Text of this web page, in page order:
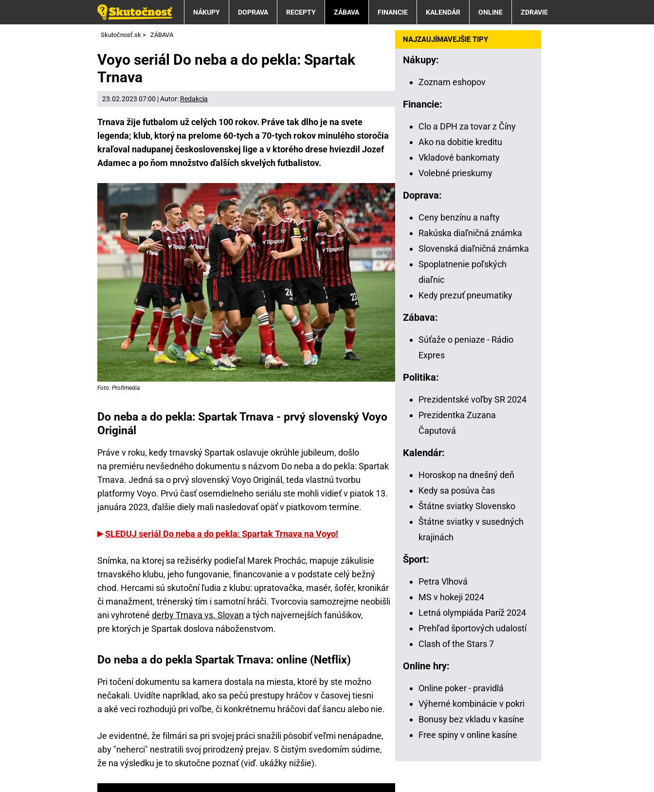
NÁKUPY DOPRAVA RECEPTY ZÁBAVA FINANCIE KALENDÁR ONLINE ZDRAVIE
Skutočnosť.sk > ZÁBAVA
Voyo seriál Do neba a do pekla: Spartak
Trnava
23.02.2023 07:00 | Autor: Redakcia
Trnava žije futbalom už celých 100 rokov. Práve tak dlho je na svete
legenda; klub, ktorý na prelome 60-tych a 70-tych rokov minulého storočia
kraľoval nadupanej československej lige a v ktorého drese hviezdil Jozef
Adamec a po ňom množstvo ďalších skvelých futbalistov.
Foto: Profimedia
Do neba a do pekla: Spartak Trnava - prvý slovenský Voyo
Originál
Práve v roku, kedy trnavský Spartak oslavuje okrúhle jubileum, došlo
na premiéru nevšedného dokumentu s názvom Do neba a do pekla: Spartak
Trnava. Jedná sa o prvý slovenský Voyo Originál, teda vlastnú tvorbu
platformy Voyo. Prvú časť osemdielneho seriálu ste mohli vidieť v piatok 13.
januára 2023, ďalšie diely mali nasledovať opäť v piatkovom termíne.
SLEDUJ seriál Do neba a do pekla: Spartak Trnava na Voyo!
Snímka, na ktorej sa režisérky podieľal Marek Prochác, mapuje zákulisie
trnavského klubu, jeho fungovanie, financovanie a v podstate celý bežný
chod. Hercami sú skutoční ľudia z klubu: upratovačka, masér, šofér, kronikár
či manažment, trénerský tím i samotní hráči. Tvorcovia samozrejme neobišli
ani vyhrotené derby Trnava vs. Slovan a tých najvernejších fanúšikov,
pre ktorých je Spartak doslova náboženstvom.
Do neba a do pekla Spartak Trnava: online (Netflix)
Pri točení dokumentu sa kamera dostala na miesta, ktoré by ste možno
nečakali. Uvidíte napríklad, ako sa pečú prestupy hráčov v časovej tiesni
a aké veci rozhodujú pri voľbe, či konkrétnemu hráčovi dať šancu alebo nie.
Je evidentné, že filmári sa pri svojej práci snažili pôsobiť veľmi nenápadne,
aby "neherci" nestratili svoj prirodzený prejav. S čistým svedomím súdime,
že na výsledku je to skutočne poznať (viď. ukážky nižšie).
NAJZAUJÍMAVEJŠIE TIPY
Nákupy:
Zoznam eshopov
Financie:
Clo a DPH za tovar z Číny
Ako na dobitie kreditu
Vkladové bankomaty
Volebné prieskumy
Doprava:
Ceny benzínu a nafty
Rakúska diaľničná známka
Slovenská diaľničná známka
Spoplatnenie poľských
diaľnic
Kedy prezuť pneumatiky
Zábava:
Súťaže o peniaze - Rádio
Expres
Politika:
Prezidentské voľby SR 2024
Prezidentka Zuzana
Čaputová
Kalendár:
Horoskop na dnešný deň
Kedy sa posúva čas
Štátne sviatky Slovensko
Štátne sviatky v susedných
krajinách
Šport:
Petra Vlhová
MS v hokeji 2024
Letná olympiáda Paríž 2024
Prehľad športových udalostí
Clash of the Stars 7
Online hry:
Online poker - pravidlá
Výherné kombinácie v pokri
Bonusy bez vkladu v kasíne
Free spiny v online kasíne